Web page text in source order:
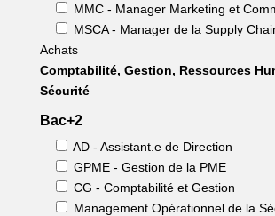
MMC - Manager Marketing et
MSCA - Manager de la Supply
Achats
Comptabilité, Gestion, Ressources
Sécurité
Bac+2
AD - Assistant.e de Direction
GPME - Gestion de la PME
CG - Comptabilité et Gestion
Management Opérationnel de la